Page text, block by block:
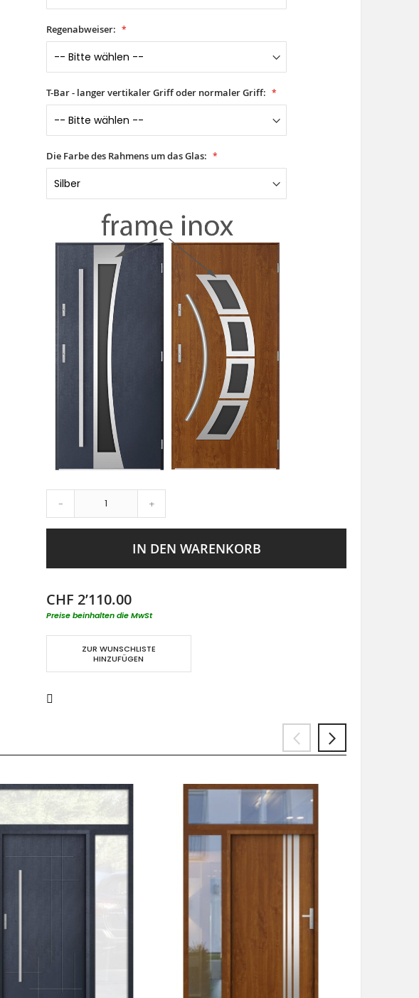
Regenabweiser:
T-Bar - langer vertikaler Griff oder normaler Griff:
Die Farbe des Rahmens um das Glas:
- +
IN DEN WARENKORB
CHF 2’110.00
Preise beinhalten die MwSt
ZUR WUNSCHLISTE
HINZUFÜGEN